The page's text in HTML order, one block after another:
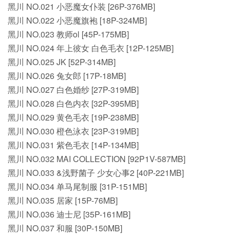
黑川 NO.021 小恶魔女仆装 [26P-376MB]
黑川 NO.022 小恶魔旗袍 [18P-324MB]
黑川 NO.023 教师ol [45P-175MB]
黑川 NO.024 年上彼女 白色毛衣 [12P-125MB]
黑川 NO.025 JK [52P-314MB]
黑川 NO.026 兔女郎 [17P-18MB]
黑川 NO.027 白色婚纱 [27P-319MB]
黑川 NO.028 白色内衣 [32P-395MB]
黑川 NO.029 黄色毛衣 [19P-238MB]
黑川 NO.030 橙色泳衣 [23P-319MB]
黑川 NO.031 紫色毛衣 [14P-134MB]
黑川 NO.032 MAI COLLECTION [92P1V-587MB]
黑川 NO.033 &浅野菌子 少女心事2 [40P-221MB]
黑川 NO.034 单马尾制服 [31P-151MB]
黑川 NO.035 居家 [15P-76MB]
黑川 NO.036 迪士尼 [35P-161MB]
黑川 NO.037 和服 [30P-150MB]